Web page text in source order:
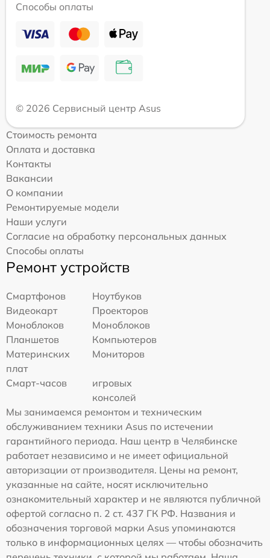
Способы оплаты
© 2026 Сервисный центр Asus
Стоимость ремонта
Оплата и доставка
Контакты
Вакансии
О компании
Ремонтируемые модели
Наши услуги
Согласие на обработку персональных данных
Способы оплаты
Ремонт устройств
Смартфонов
Ноутбуков
Видеокарт
Проекторов
Моноблоков
Моноблоков
Планшетов
Компьютеров
Материнских
плат
Мониторов
Смарт-часов
игровых
консолей
Мы занимаемся ремонтом и техническим
обслуживанием техники Asus по истечении
гарантийного периода. Наш центр в Челябинске
работает независимо и не имеет официальной
авторизации от производителя. Цены на ремонт,
указанные на сайте, носят исключительно
ознакомительный характер и не являются публичной
офертой согласно п. 2 ст. 437 ГК РФ. Названия и
обозначения торговой марки Asus упоминаются
только в информационных целях — чтобы обозначить